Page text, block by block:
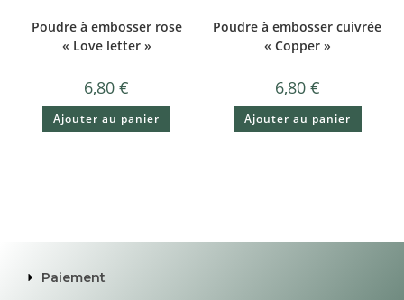
Poudre à embosser rose
« Love letter »
6,80€
Ajouter au panier
Poudre à embosser cuivrée
« Copper »
6,80 €
Ajouter au panier
Paiement